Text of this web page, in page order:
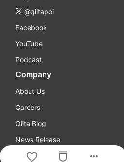
more_horiz
@qiitapoi
Facebook
YouTube
Podcast
Company
About Us
Careers
Qiita Blog
News Release